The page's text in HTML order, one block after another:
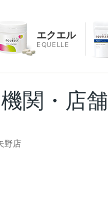
エクエル
EQUELLE
関・店舗
野店